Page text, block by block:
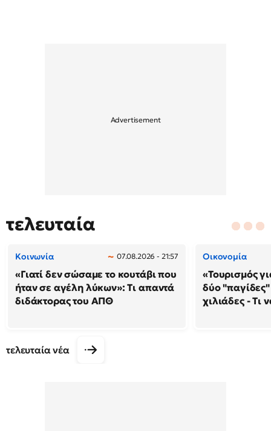
τελευταία
Κοινωνία 07.08.2026 - 21:57
«Γιατί δεν σώσαμε το κουτάβι που
ήταν σε αγέλη λύκων»: Τι απαντά
διδάκτορας του ΑΠΘ
Οικονομία
«Τουρισμός
δύο
χιλιάδες - Τι
τελευταία νέα